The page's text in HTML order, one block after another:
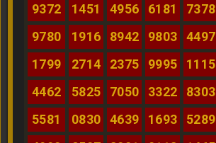
9372
1451 4956 6181 7378
9780
1916 8942 9803 4497
1799
2714 2375 9995 1115
4462
5825 7050 3322 8303
5581
0830 4639 1693 5289